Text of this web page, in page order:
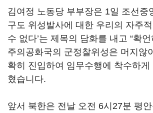
김여정 노동당 부부장은 1일 조선중
구도 위성발사에 대한 우리의 자주
수 없다’는 제목의 담화를 내고 “확
주의공화국의 군정찰위성은 머지않
확히 진입하여 임무수행에 착수하게
혔습니다.
앞서 북한은 전날 오전 6시27분 평